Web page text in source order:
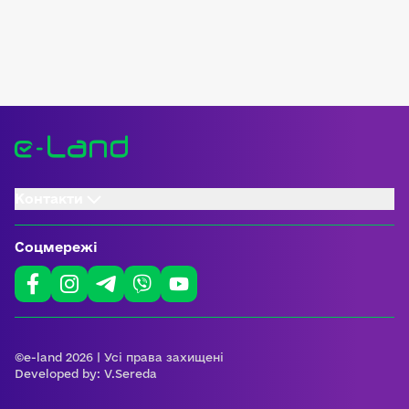
Соцмережі
©e-land 2026 | Усі права захищені
Developed by: V.Sereda